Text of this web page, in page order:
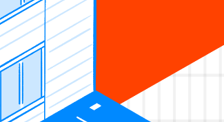
味を持ってい
のかを研究す
りやすく提案
現在カンペキ
るためなら努